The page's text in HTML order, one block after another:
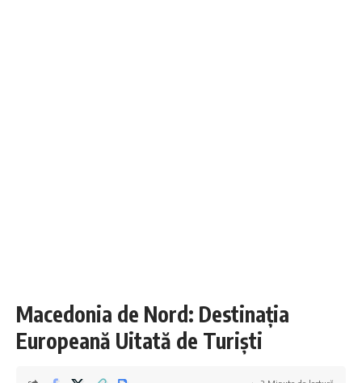
Macedonia de Nord: Destinația
Europeană Uitată de Turiști